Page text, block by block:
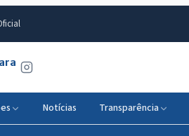
Notícias Transparência